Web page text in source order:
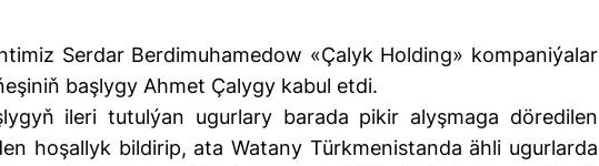
Serdar Berdimuhamedow «Çalyk Holding» kompaniýalar
başlygy Ahmet Çalygy kabul etdi.
ileri tutulýan ugurlary barada pikir alyşmaga döredilen
hoşallyk bildirip, ata Watany Türkmenistanda ähli ugurlarda